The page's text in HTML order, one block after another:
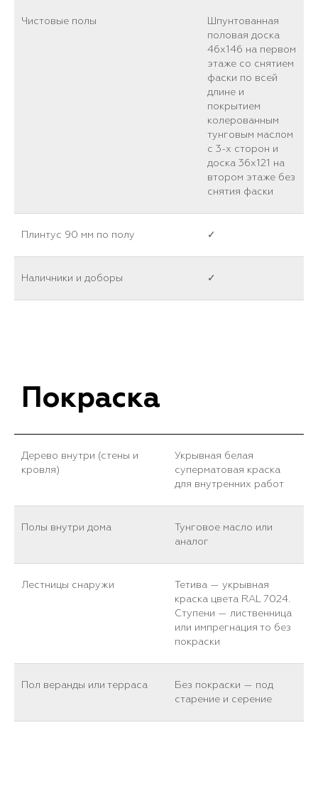
Чистовые полы
Шпунтованная
половая доска
46х146 на первом
этаже со снятием
фаски по всей
длине и
покрытием
колерованным
тунговым маслом
с 3-х сторон и
доска 36х121 на
втором этаже без
снятия фаски
Плинтус 90 мм по полу ✓
Наличники и доборы ✓
Покраска
Дерево внутри (стены и
кровля)
Укрывная белая
суперматовая краска
для внутренних работ
Полы внутри дома
Тунговое масло или
аналог
Лестницы снаружи
Тетива — укрывная
краска цвета RAL 7024.
Ступени — лиственница
или импрегнация то без
покраски
Пол веранды или терраса
Без покраски — под
старение и серение